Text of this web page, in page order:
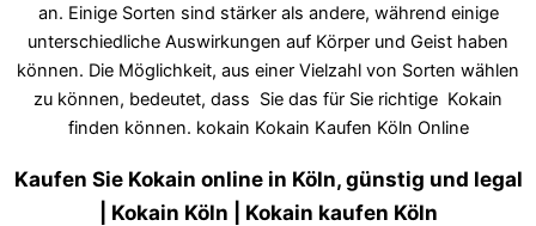
an. Einige Sorten sind stärker als andere, während einige
unterschiedliche Auswirkungen auf Körper und Geist haben
können. Die Möglichkeit, aus einer Vielzahl von Sorten wählen
zu können, bedeutet, dass Sie das für Sie richtige Kokain
finden können. kokain Kokain Kaufen Köln Online
Kaufen Sie Kokain online in Köln, günstig und legal
| Kokain Köln | Kokain kaufen Köln